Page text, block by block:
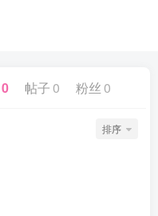
0 帖子 0 粉丝 0
排序